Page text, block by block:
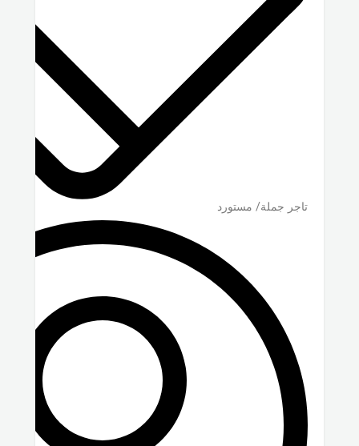
تاجر جملة/ مستورد